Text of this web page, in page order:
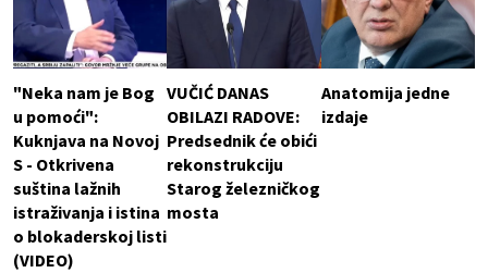
"Neka nam je Bog
u pomoći":
Kuknjava na Novoj
S - Otkrivena
suština lažnih
istraživanja i istina
o blokaderskoj listi
(VIDEO)
VUČIĆ DANAS
OBILAZI RADOVE:
Predsednik će obići
rekonstrukciju
Starog železničkog
mosta
Anatomija jedne
izdaje